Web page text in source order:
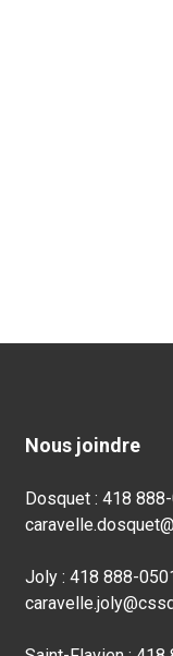
Nous joindre
Dosquet : 418
Joly : 418 888-